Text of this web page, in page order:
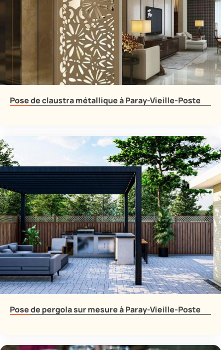
Pose de claustra métallique à Paray-Vieille-Poste
Pose de pergola sur mesure à Paray-Vieille-Poste